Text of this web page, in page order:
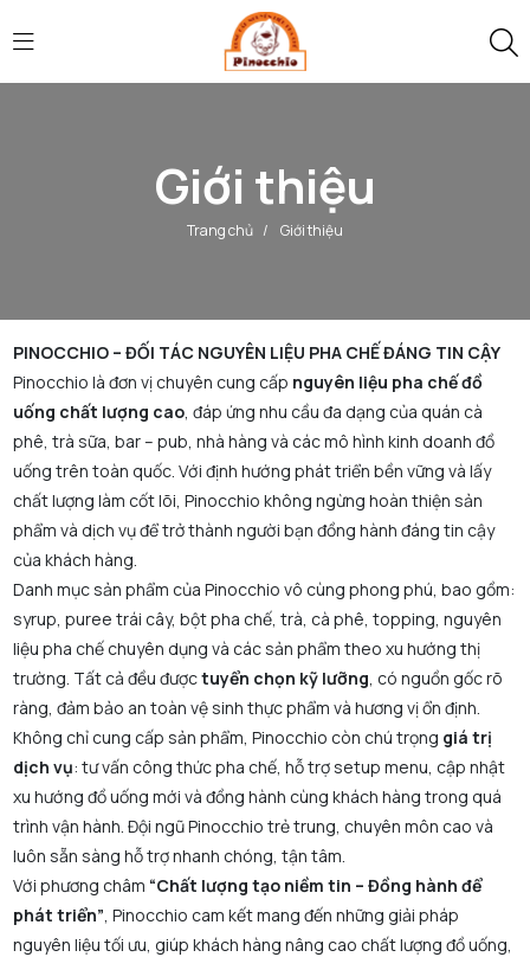
Giới thiệu
Trang chủ / Giới thiệu
PINOCCHIO – ĐỐI TÁC NGUYÊN LIỆU PHA CHẾ ĐÁNG TIN CẬY
Pinocchio là đơn vị chuyên cung cấp nguyên liệu pha chế đồ
uống chất lượng cao, đáp ứng nhu cầu đa dạng của quán cà
phê, trà sữa, bar – pub, nhà hàng và các mô hình kinh doanh đồ
uống trên toàn quốc. Với định hướng phát triển bền vững và lấy
chất lượng làm cốt lõi, Pinocchio không ngừng hoàn thiện sản
phẩm và dịch vụ để trở thành người bạn đồng hành đáng tin cậy
của khách hàng.
Danh mục sản phẩm của Pinocchio vô cùng phong phú, bao gồm:
syrup, puree trái cây, bột pha chế, trà, cà phê, topping, nguyên
liệu pha chế chuyên dụng và các sản phẩm theo xu hướng thị
trường. Tất cả đều đượctuyển chọn kỹ lưỡng, có nguồn gốc rõ
ràng, đảm bảo an toàn vệ sinh thực phẩm và hương vị ổn định.
Không chỉ cung cấp sản phẩm, Pinocchio còn chú trọng giá trị
dịch vụ: tư vấn công thức pha chế, hỗ trợ setup menu, cập nhật
xu hướng đồ uống mới và đồng hành cùng khách hàng trong quá
trình vận hành. Đội ngũ Pinocchio trẻ trung, chuyên môn cao và
luôn sẵn sàng hỗ trợ nhanh chóng, tận tâm.
Với phương châm “Chất lượng tạo niềm tin – Đồng hành để
phát triển”, Pinocchio cam kết mang đến những giải pháp
nguyên liệu tối ưu, giúp khách hàng nâng cao chất lượng đồ uống,